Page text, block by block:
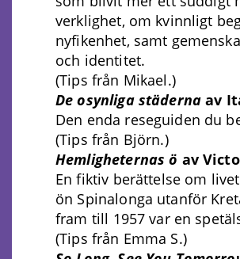
verklighet, om kvinnligt
nyfikenhet, samt
och identitet.
(Tips från Mikael.)
De osynliga städerna av
Den enda reseguiden du
(Tips från Björn.)
Hemligheternas ö av
En fiktiv berättelse om
ön Spinalonga utanför
fram till 1957 var en
(Tips från Emma S.)